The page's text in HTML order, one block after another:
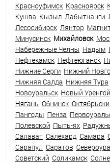
Красноуфимск Красноярск
Кушва Кызыл Лабытнанги
Лесосибирск Лянтор
Минусинск Михайловск
Набережные Челны Надым
Нефтекамск Нефтеюганск
Нижние Серги Нижний
Нижняя Салда Нижняя Тура
Новоуральск Новый Уренгой
Нягань Обнинск
Пангоды Пенза
Полевской Пыть-ях
Салават Салехард Самара
Сарапул Саратов
Советский Соликамск